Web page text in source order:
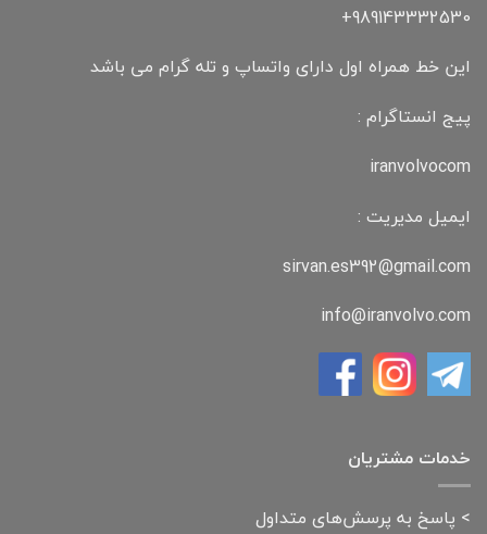
989143332530+
این خط همراه اول دارای واتساپ و تله گرام می باشد
پیج انستاگرام :
iranvolvocom
ایمیل مدیریت :
sirvan.es392@gmail.com
info@iranvolvo.com
خدمات مشتریان
> پاسخ به پرسش‌های متداول